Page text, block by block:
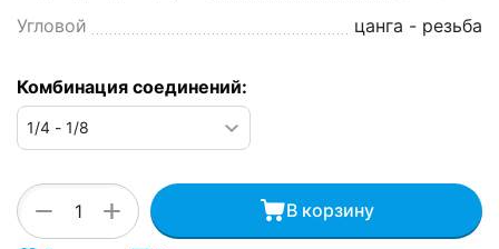
Угловой
цанга - резьба
Комбинация соединений:
+
− В корзину